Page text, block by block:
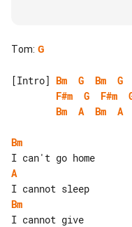
Tom: G
[Intro] Bm G Bm
G
F#m
G F#m
Bm
A Bm A
Bm
A
Bm